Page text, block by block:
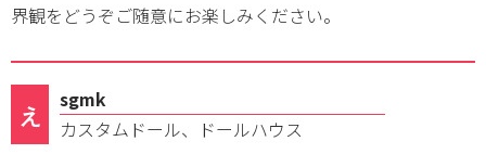
界観をどうぞご随意にお楽しみください。
え
sgmk
カスタムドール、ドールハウス